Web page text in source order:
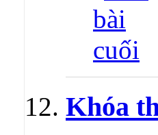
Khóa